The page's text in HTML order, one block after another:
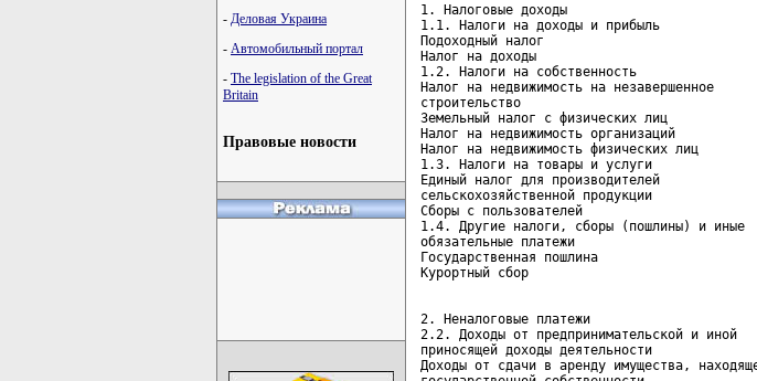
- Деловая Украина
- Автомобильный портал
- The legislation of the Great
Britain
Правовые новости
1. Налоговые доходы
1.1. Налоги на доходы и прибыль
Подоходный налог
Налог на доходы
1.2. Налоги на собственность
Налог на недвижимость на
строительство
Земельный налог с физических лиц
Налог на недвижимость организаций
Налог на недвижимость физических
1.3. Налоги на товары и услуги
Единый налог для производителей
сельскохозяйственной продукции
Сборы с пользователей
1.4. Другие налоги, сборы (пошлины) и
обязательные платежи
Государственная пошлина
2. Неналоговые платежи
2.2. Доходы от предпринимательской и
приносящей доходы деятельности
Доходы от сдачи в аренду имущества,